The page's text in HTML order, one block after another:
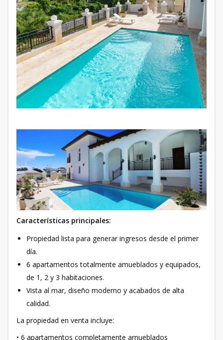
Características principales:
Propiedad lista para generar ingresos desde el primer
día.
6 apartamentos totalmente amueblados y equipados,
de 1, 2 y 3 habitaciones.
Vista al mar, diseño moderno y acabados de alta
calidad.
La propiedad en venta incluye:
• 6 apartamentos completamente amueblados